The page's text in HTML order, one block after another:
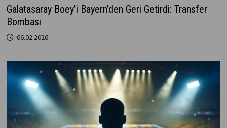
Galatasaray Boey’i Bayern’den Geri Getirdi: Transfer
Bombası
06.02.2026